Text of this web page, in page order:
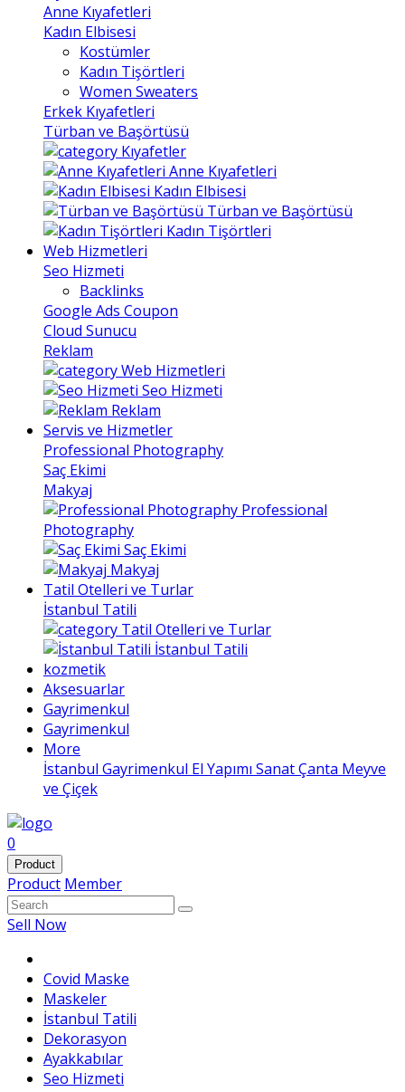
Anne Kıyafetleri
Kadın Elbisesi
Kostümler
Kadın Tişörtleri
Women Sweaters
Erkek Kıyafetleri
Türban ve Başörtüsü
Kıyafetler
Anne Kıyafetleri
Kadın Elbisesi
Türban ve Başörtüsü
Kadın Tişörtleri
Web Hizmetleri
Seo Hizmeti
Backlinks
Google Ads Coupon
Cloud Sunucu
Reklam
Web Hizmetleri
Seo Hizmeti
Reklam
Servis ve Hizmetler
Professional Photography
Saç Ekimi
Makyaj
Professional
Photography
Saç Ekimi
Makyaj
Tatil Otelleri ve Turlar
İstanbul Tatili
Tatil Otelleri ve Turlar
İstanbul Tatili
kozmetik
Aksesuarlar
Gayrimenkul
Gayrimenkul
More
İstanbul Gayrimenkul El Yapımı SanatÇanta Meyve
ve Çiçek
0
Product
Product Member
Sell Now
Covid Maske
Maskeler
İstanbul Tatili
Dekorasyon
Ayakkabılar
Seo Hizmeti